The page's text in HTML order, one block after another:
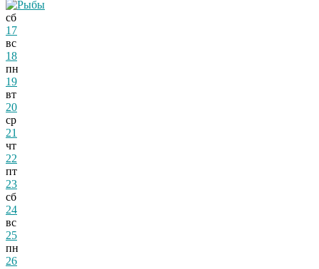
сб
17
вс
18
пн
19
вт
20
ср
21
чт
22
пт
23
сб
24
вс
25
пн
26